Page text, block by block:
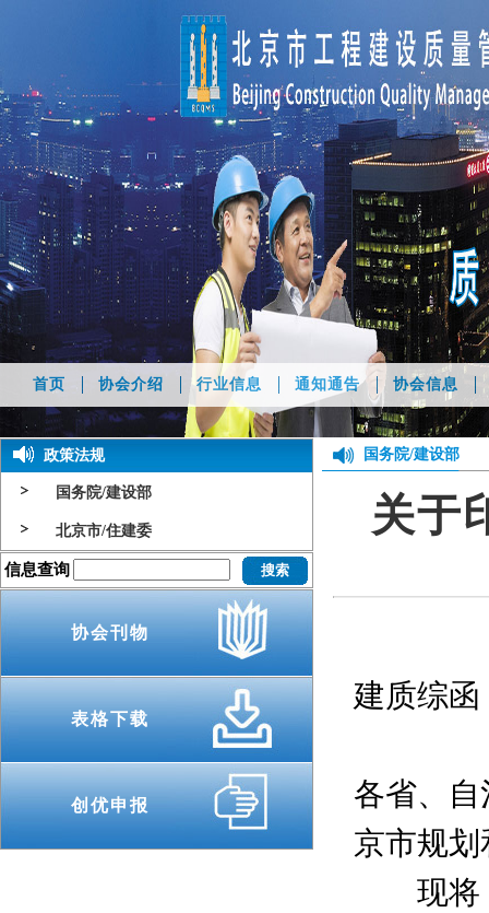
首页 协会介绍 行业信息 通知通告 协会信息
政策法规
国务院/建设部
北京市/住建委
信息查询
协会刊物
表格下载
创优申报
国务院/建设部
关于
建质综函
各省、
京市规
现将《